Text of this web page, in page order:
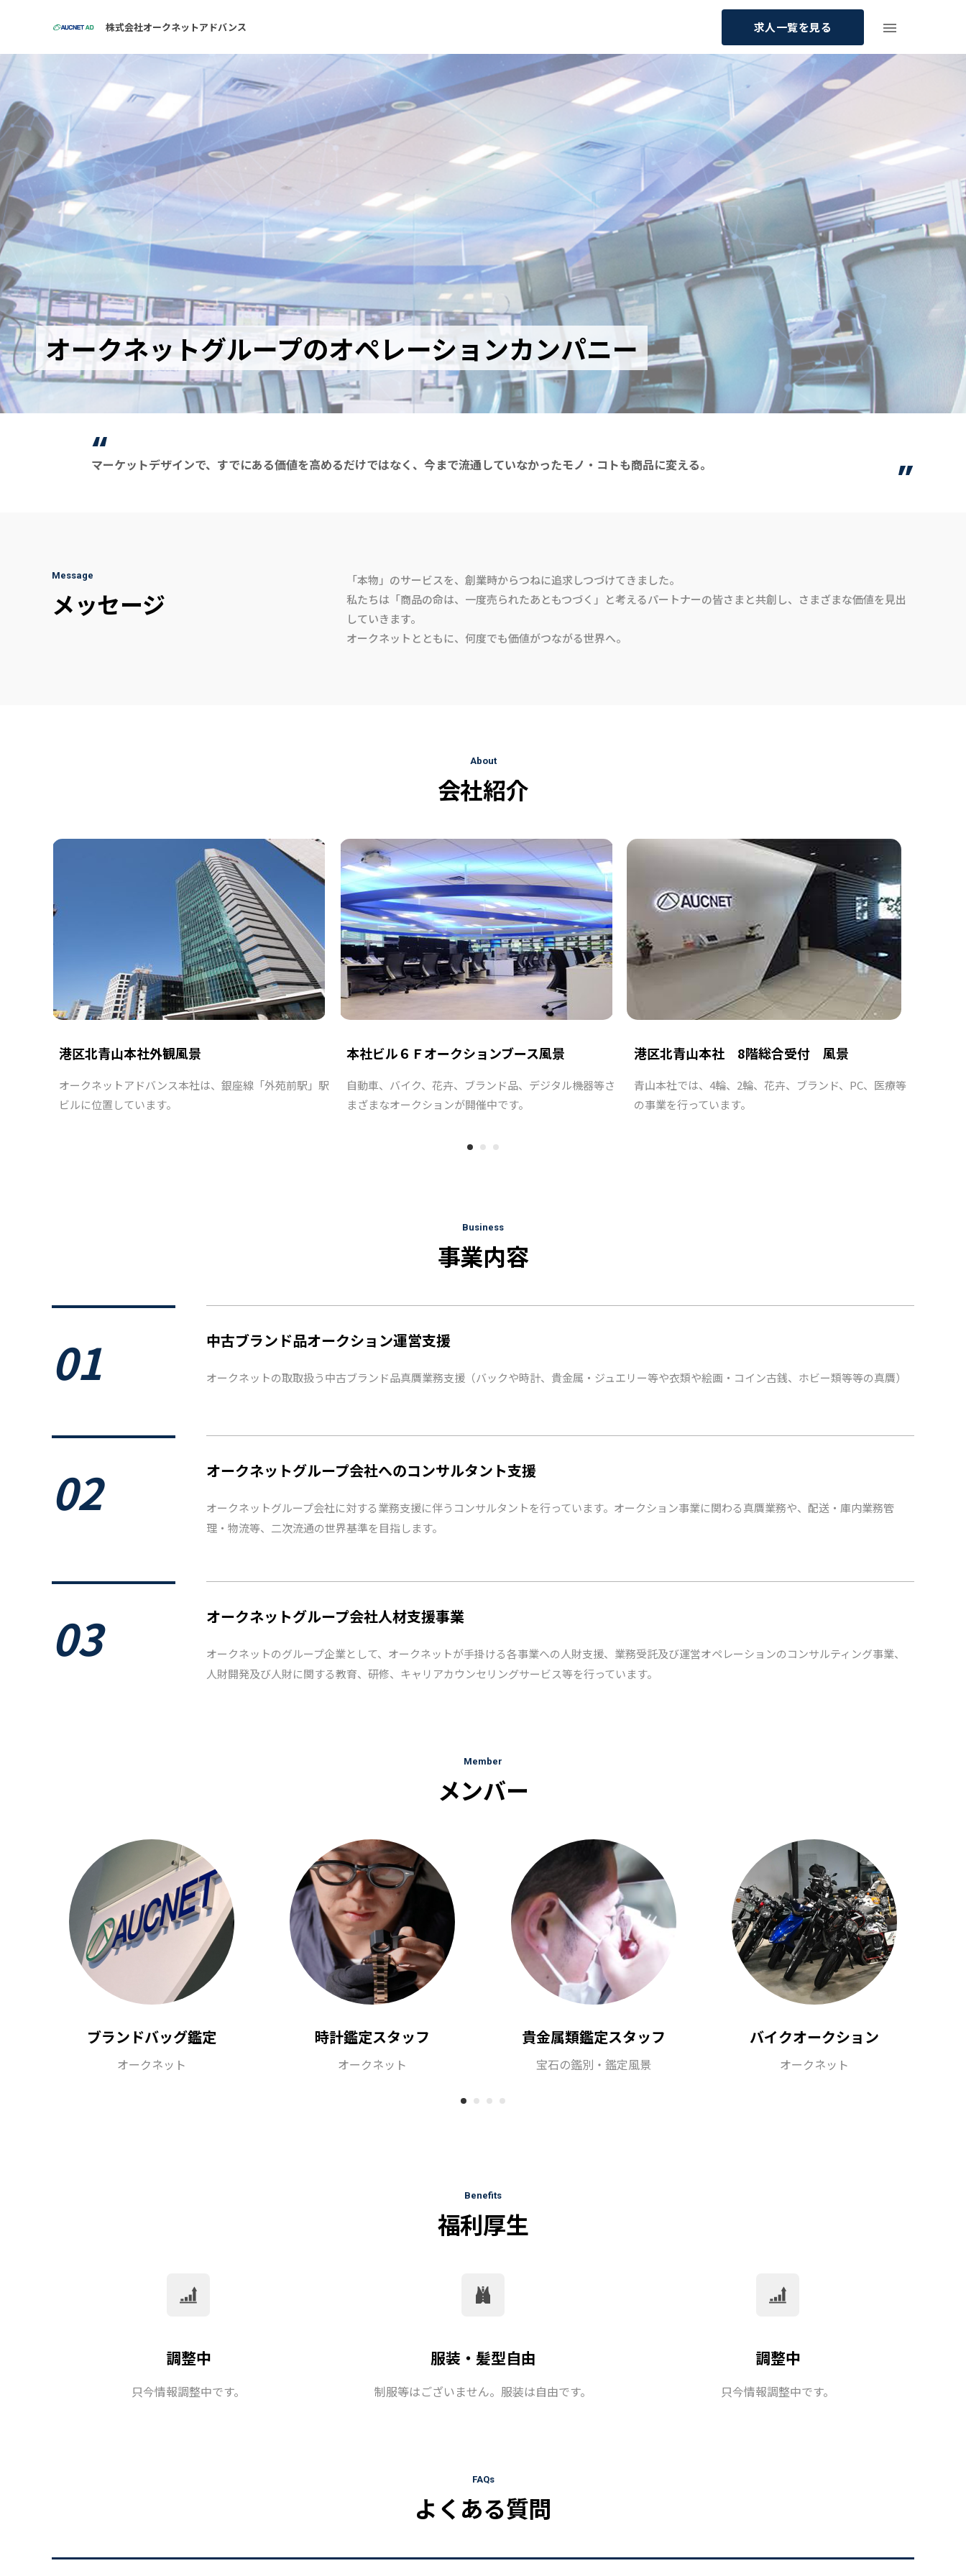
株式会社オークネットアドバンス 求人一覧を見る
オークネットグループのオペレーションカンパニー
“
マーケットデザインで、すでにある価値を高めるだけではなく、今まで流通していなかったモノ・コトも商品に変える。 ”
Message
メッセージ
「本物」のサービスを、創業時からつねに追求しつづけてきました。
私たちは「商品の命は、一度売られたあともつづく」と考えるパートナーの皆さまと共創し、さまざまな価値を見出
していきます。
オークネットとともに、何度でも価値がつながる世界へ。
About
会社紹介
港区北青山本社外観風景
オークネットアドバンス本社は、銀座線「外苑前駅」駅
ビルに位置しています。
本社ビル６Ｆオークションブース風景
自動車、バイク、花卉、ブランド品、デジタル機器等さ
まざまなオークションが開催中です。
港区北青山本社 8階総合受付 風景
青山本社では、4輪、2輪、花卉、ブランド、PC、医療等
の事業を行っています。
Business
事業内容
01 中古ブランド品オークション運営支援
オークネットの取取扱う中古ブランド品真贋業務支援（バックや時計、貴金属・ジュエリー等や衣類や絵画・コイン古銭、ホビー類等等の真贋）
02 オークネットグループ会社へのコンサルタント支援
オークネットグループ会社に対する業務支援に伴うコンサルタントを行っています。オークション事業に関わる真贋業務や、配送・庫内業務管
理・物流等、二次流通の世界基準を目指します。
03 オークネットグループ会社人材支援事業
オークネットのグループ企業として、オークネットが手掛ける各事業への人財支援、業務受託及び運営オペレーションのコンサルティング事業、
人財開発及び人財に関する教育、研修、キャリアカウンセリングサービス等を行っています。
Member
メンバー
ブランドバッグ鑑定
オークネット
時計鑑定スタッフ
オークネット
貴金属類鑑定スタッフ
宝石の鑑別・鑑定風景
バイクオークション
オークネット
Benefits
福利厚生
調整中
只今情報調整中です。
服装・髪型自由
制服等はございません。服装は自由です。
調整中
只今情報調整中です。
FAQs
よくある質問